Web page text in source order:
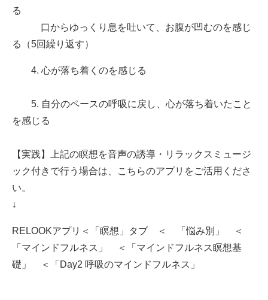
る
口からゆっくり息を吐いて、お腹が凹むのを感じ
る（5回繰り返す）
4. 心が落ち着くのを感じる
5. 自分のペースの呼吸に戻し、心が落ち着いたこと
を感じる
【実践】上記の瞑想を音声の誘導・リラックスミュージ
ック付きで行う場合は、こちらのアプリをご活用くださ
い。
↓
RELOOKアプリ＜「瞑想」タブ ＜ 「悩み別」 ＜
「マインドフルネス」 ＜「マインドフルネス瞑想基
礎」 ＜「Day2 呼吸のマインドフルネス」